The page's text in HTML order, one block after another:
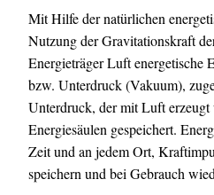
Mit Hilfe der natürlichen
Nutzung der Gravitationskraft
Energieträger Luft energetische
bzw. Unterdruck (Vakuum),
Unterdruck, der mit Luft
Energiesäulen gespeichert.
Zeit und an jedem Ort,
speichern und bei Gebrauch